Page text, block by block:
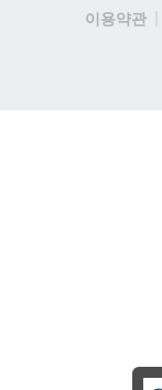
이용약관